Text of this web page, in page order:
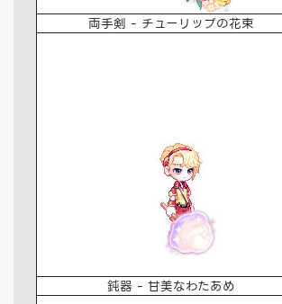
両手剣 - チューリップの花束
鈍器 - 甘美なわたあめ